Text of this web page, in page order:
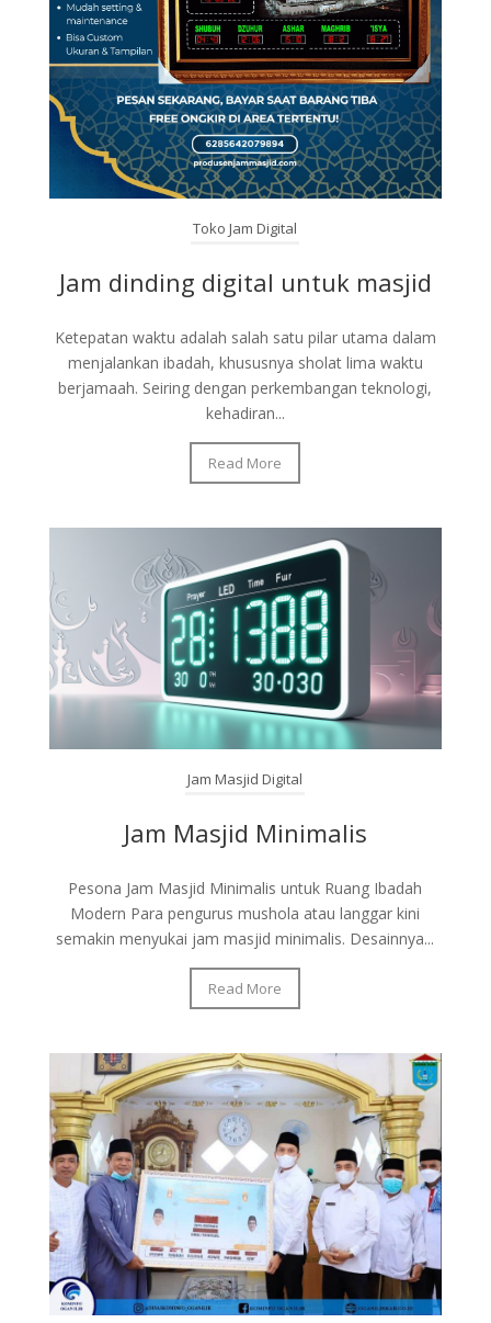
Toko Jam Digital
Jam dinding digital untuk masjid
Ketepatan waktu adalah salah satu pilar utama dalam
menjalankan ibadah, khususnya sholat lima waktu
berjamaah. Seiring dengan perkembangan teknologi,
kehadiran...
Read More
Jam Masjid Digital
Jam Masjid Minimalis
Pesona Jam Masjid Minimalis untuk Ruang Ibadah
Modern Para pengurus mushola atau langgar kini
semakin menyukai jam masjid minimalis. Desainnya...
Read More